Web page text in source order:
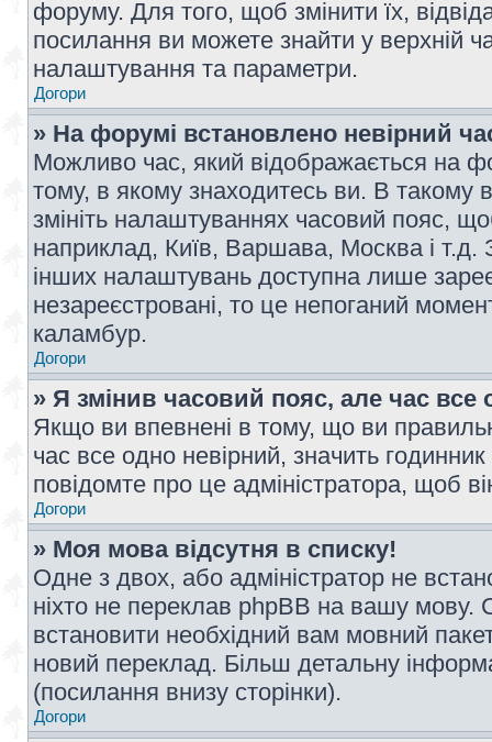
форуму. Для того, щоб змінити їх,
посилання ви можете знайти у верхній
налаштування та параметри.
Догори
» На форумі встановлено невірний
Можливо час, який відображається на
тому, в якому знаходитесь ви. В такому
змініть налаштуваннях часовий пояс,
наприклад, Київ, Варшава, Москва і т.д.
інших налаштувань доступна лише
незареєстровані, то це непоганий
каламбур.
Догори
» Я змінив часовий пояс, але час все
Якщо ви впевнені в тому, що ви
час все одно невірний, значить
повідомте про це адміністратора, щоб
Догори
» Моя мова відсутня в списку!
Одне з двох, або адміністратор не
ніхто не переклав phpBB на вашу мову.
встановити необхідний вам мовний
новий переклад. Більш детальну
(посилання внизу сторінки).
Догори